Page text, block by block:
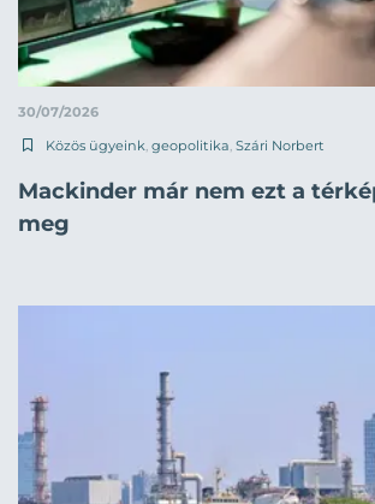
30/07/2026
Közös ügyeink, geopolitika, Szári Norbert
Mackinder már nem ezt a
meg